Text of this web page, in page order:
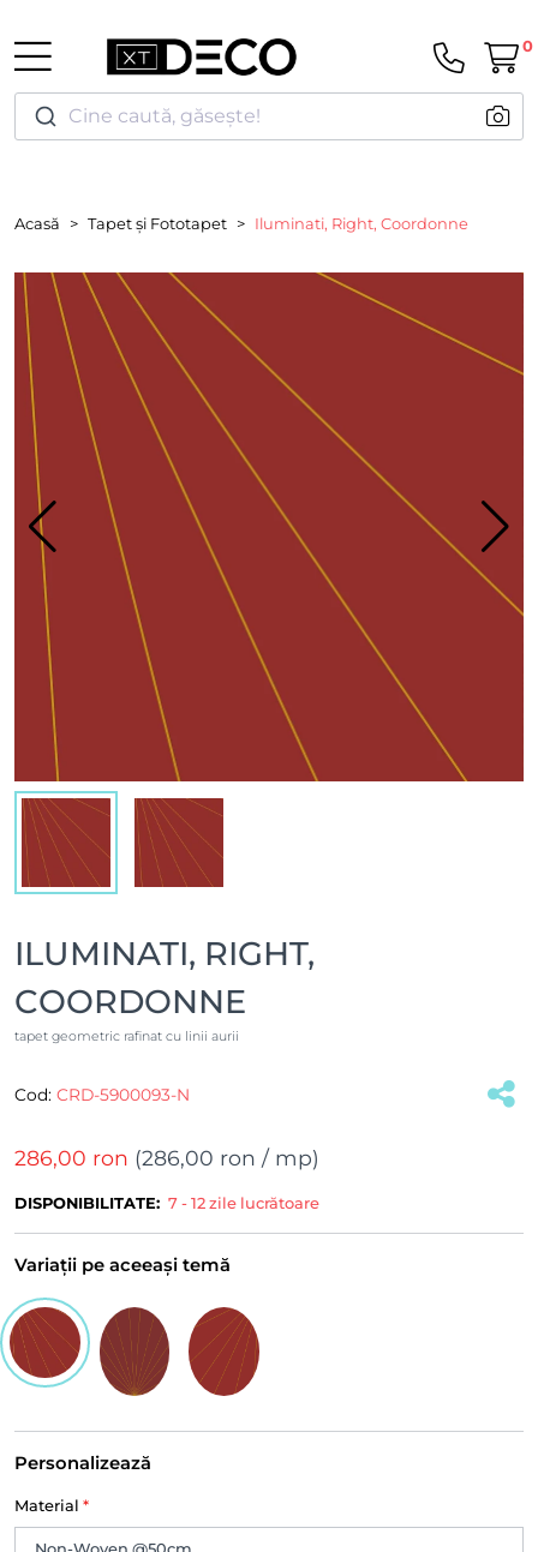
Cine caută, găsește!
0
Acasă Tapet și Fototapet Iluminati, Right, Coordonne
ILUMINATI, RIGHT,
COORDONNE
tapet geometric rafinat cu linii aurii
Cod: CRD-5900093-N
286,00 ron (286,00 ron / mp)
DISPONIBILITATE: 7 - 12 zile lucrătoare
Variații pe aceeași temă
Personalizează
Material *